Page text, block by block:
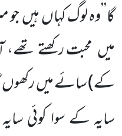
گا’’وہ لوگ کہاںہیں
میں محبت رکھتے
کے)سائے میںرکھوں
سایہ کے سوا کوئی